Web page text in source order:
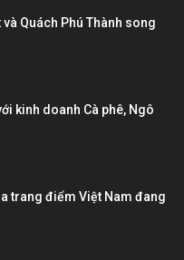
và Quách Phú Thành song
kinh doanh Cà phê, Ngô
trang điểm Việt Nam đang